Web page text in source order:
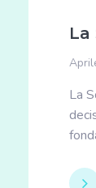
La
La